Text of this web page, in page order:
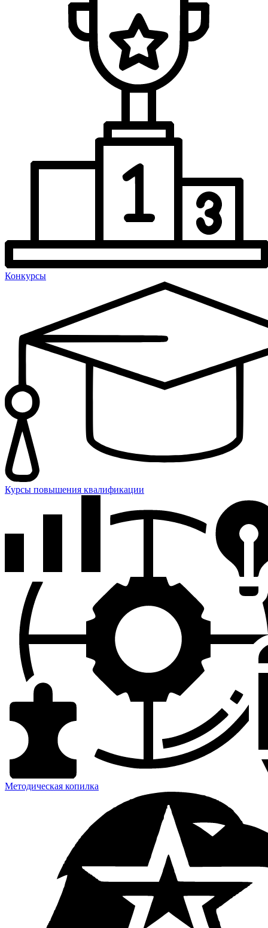
Конкурсы
Курсы повышения квалификации
Методическая копилка